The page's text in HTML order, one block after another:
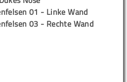
01 - Linke Wand
03 - Rechte Wand